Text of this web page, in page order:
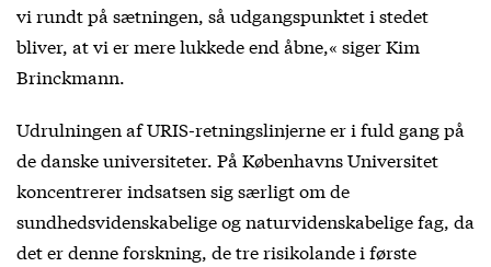
vi rundt på sætningen, så udgangspunktet i stedet
bliver, at vi er mere lukkede end åbne,« siger Kim
Brinckmann.
Udrulningen af URIS-retningslinjerne er i fuld gang på
de danske universiteter. På Københavns Universitet
koncentrerer indsatsen sig særligt om de
sundhedsvidenskabelige og naturvidenskabelige fag, da
det er denne forskning, de tre risikolande i første